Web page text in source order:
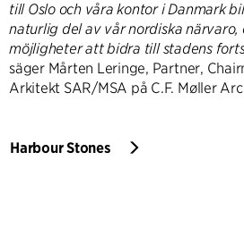
till Oslo och våra kontor i Danmark
naturlig del av vår nordiska närvaro,
möjligheter att bidra till stadens
säger Mårten Leringe, Partner,
Arkitekt SAR/MSA på C.F. Møller
Harbour Stones